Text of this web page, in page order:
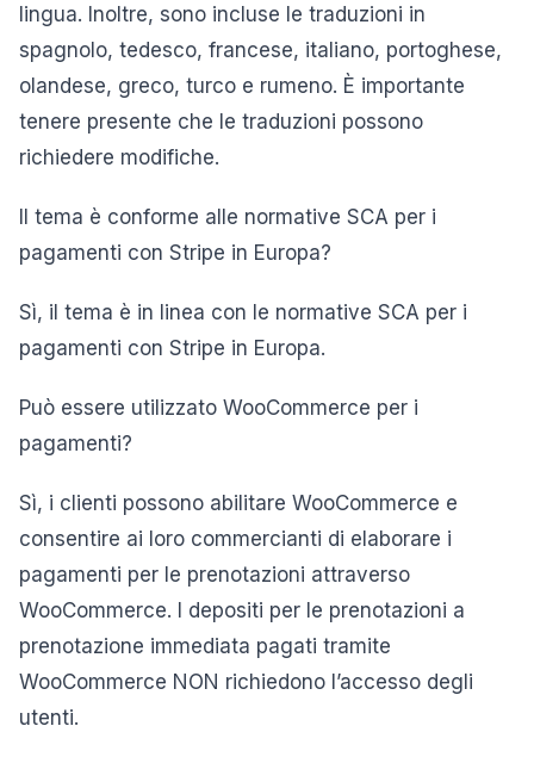
lingua. Inoltre, sono incluse le traduzioni in
spagnolo, tedesco, francese, italiano, portoghese,
olandese, greco, turco e rumeno. È importante
tenere presente che le traduzioni possono
richiedere modifiche.
Il tema è conforme alle normative SCA per i
pagamenti con Stripe in Europa?
Sì, il tema è in linea con le normative SCA per i
pagamenti con Stripe in Europa.
Può essere utilizzato WooCommerce per i
pagamenti?
Sì, i clienti possono abilitare WooCommerce e
consentire ai loro commercianti di elaborare i
pagamenti per le prenotazioni attraverso
WooCommerce. I depositi per le prenotazioni a
prenotazione immediata pagati tramite
WooCommerce NON richiedono l’accesso degli
utenti.